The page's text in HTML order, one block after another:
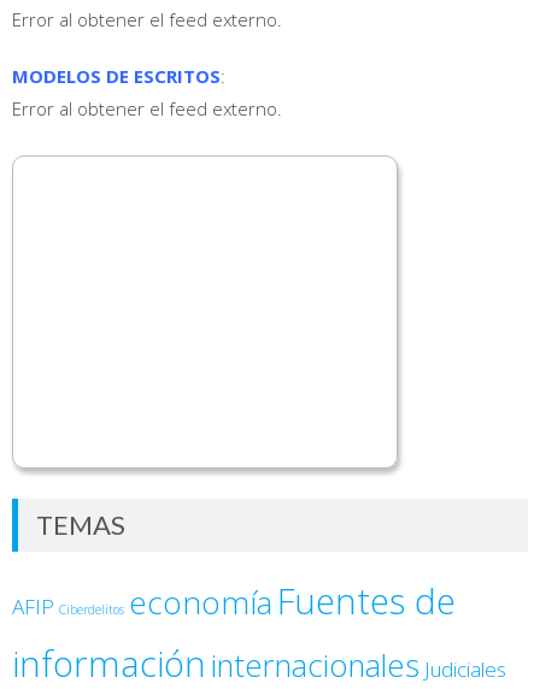
Error al obtener el feed externo.
MODELOS DE ESCRITOS:
Error al obtener el feed externo.
TEMAS
AFIP Ciberdelitos economía Fuentes de
información internacionales Judiciales